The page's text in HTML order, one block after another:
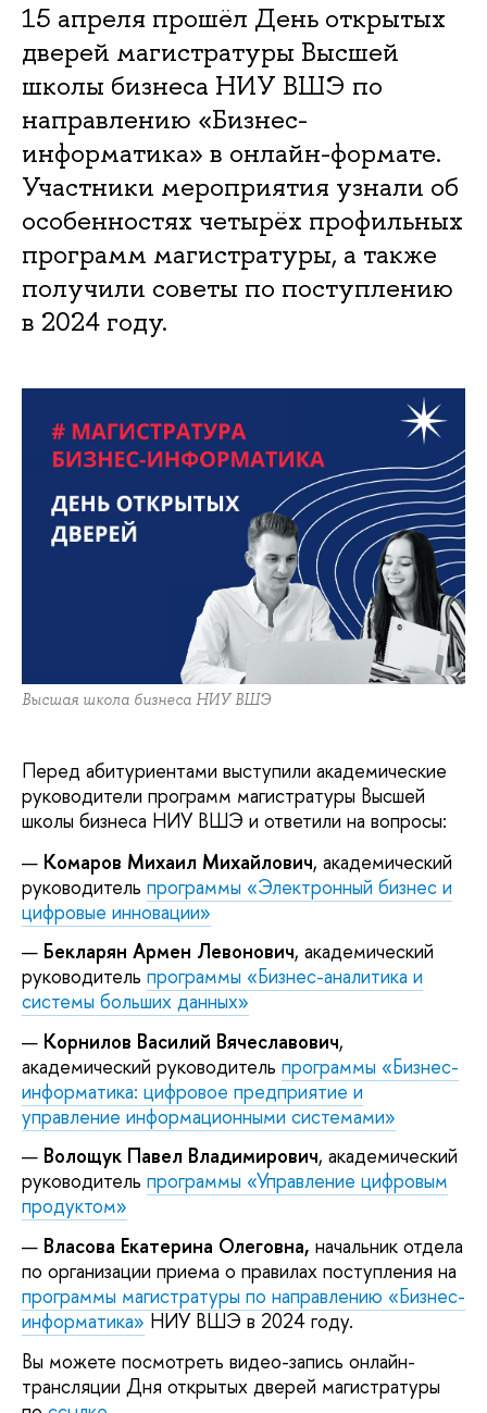
15 апреля прошёл День открытых
дверей магистратуры Высшей
школы бизнеса НИУ ВШЭ по
направлению «Бизнес-
информатика» в онлайн-формате.
Участники мероприятия узнали об
особенностях четырёх профильных
программ магистратуры, а также
получили советы по поступлению
в 2024 году.
Высшая школа бизнеса НИУ ВШЭ
Перед абитуриентами выступили академические
руководители программ магистратуры Высшей
школы бизнеса НИУ ВШЭ и ответили на вопросы:
Комаров Михаил Михайлович, академический
руководитель программы «Электронный бизнес и
цифровые инновации»
Бекларян Армен Левонович, академический
руководитель программы «Бизнес-аналитика и
системы больших данных»
Корнилов Василий Вячеславович,
академический руководитель программы «Бизнес-
информатика: цифровое предприятие и
управление информационными системами»
Волощук Павел Владимирович, академический
руководитель программы «Управление цифровым
продуктом»
Власова Екатерина Олеговна, начальник отдела
по организации приема о правилах поступления на
программы магистратуры по направлению «Бизнес-
информатика» НИУ ВШЭ в 2024 году.
Вы можете посмотреть видео-запись онлайн-
трансляции Дня открытых дверей магистратуры